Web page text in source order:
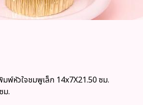
มพ์หัวใจชมพูเล็ก 14x7X21.50 ซม.
ม.